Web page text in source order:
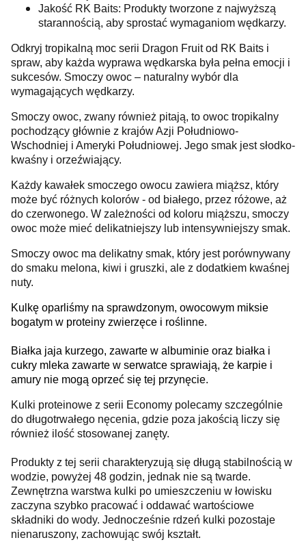
Jakość RK Baits: Produkty tworzone z najwyższą
starannością, aby sprostać wymaganiom wędkarzy.
Odkryj tropikalną moc serii Dragon Fruit od RK Baits i
spraw, aby każda wyprawa wędkarska była pełna emocji i
sukcesów. Smoczy owoc – naturalny wybór dla
wymagających wędkarzy.
Smoczy owoc, zwany również pitają, to owoc tropikalny
pochodzący głównie z krajów Azji Południowo-
Wschodniej i Ameryki Południowej. Jego smak jest słodko-
kwaśny i orzeźwiający.
Każdy kawałek smoczego owocu zawiera miąższ, który
może być różnych kolorów - od białego, przez różowe, aż
do czerwonego. W zależności od koloru miąższu, smoczy
owoc może mieć delikatniejszy lub intensywniejszy smak.
Smoczy owoc ma delikatny smak, który jest porównywany
do smaku melona, kiwi i gruszki, ale z dodatkiem kwaśnej
nuty.
Kulkę oparliśmy na sprawdzonym, owocowym miksie
bogatym w proteiny zwierzęce i roślinne.
Białka jaja kurzego, zawarte w albuminie oraz białka i
cukry mleka zawarte w serwatce sprawiają, że karpie i
amury nie mogą oprzeć się tej przynęcie.
Kulki proteinowe z serii Economy polecamy szczególnie
do długotrwałego nęcenia, gdzie poza jakością liczy się
również ilość stosowanej zanęty.
Produkty z tej serii charakteryzują się długą stabilnością w
wodzie, powyżej 48 godzin, jednak nie są twarde.
Zewnętrzna warstwa kulki po umieszczeniu w łowisku
zaczyna szybko pracować i oddawać wartościowe
składniki do wody. Jednocześnie rdzeń kulki pozostaje
nienaruszony, zachowując swój kształt.